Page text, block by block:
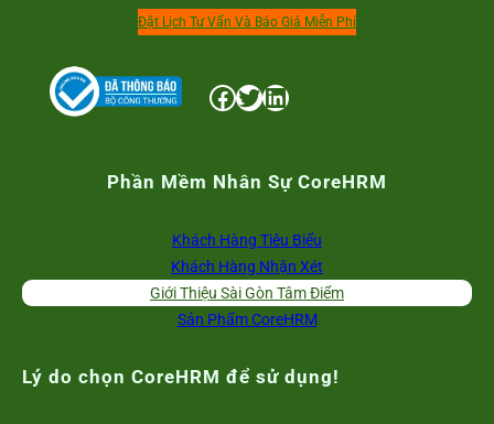
Đặt Lịch Tư Vấn Và Báo Giá Miễn Phí
Facebook Twitter LinkedIn
Phần Mềm Nhân Sự CoreHRM
Khách Hàng Tiêu Biểu
Khách Hàng Nhận Xét
Giới Thiệu Sài Gòn Tâm Điểm
Sản Phẩm CoreHRM
Lý do chọn CoreHRM để sử dụng!